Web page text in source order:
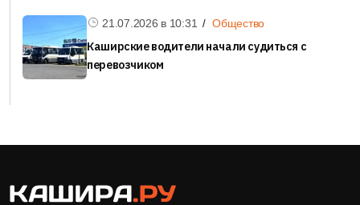
21.07.2026 в 10:31 Общество
Каширские водители начали судиться с
перевозчиком